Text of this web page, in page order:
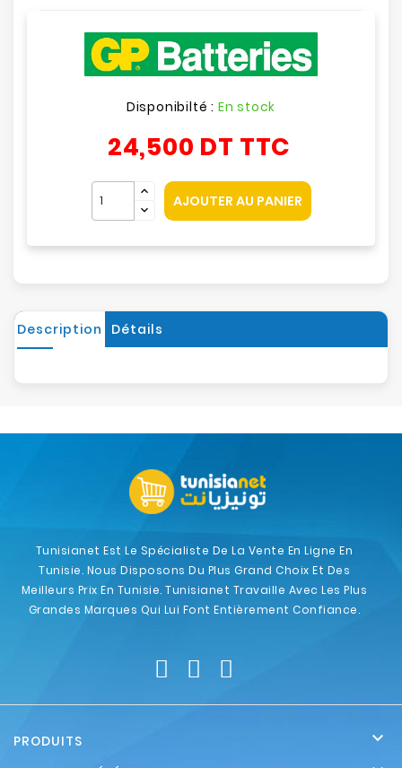
Disponibilté : En stock
24,500 DT TTC
AJOUTER AU PANIER
Description Détails
Tunisianet Est Le Spécialiste De La Vente En Ligne En
Tunisie. Nous Disposons Du Plus Grand Choix Et Des
Meilleurs Prix En Tunisie. Tunisianet Travaille Avec Les Plus
Grandes Marques Qui Lui Font Entièrement Confiance.
PRODUITS 